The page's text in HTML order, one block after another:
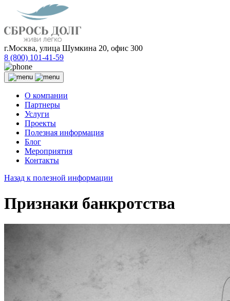
г.Москва, улица Шумкина 20, офис 300
8 (800) 101-41-59
О компании
Партнеры
Услуги
Проекты
Полезная информация
Блог
Мероприятия
Контакты
Назад к полезной информации
Признаки банкротства